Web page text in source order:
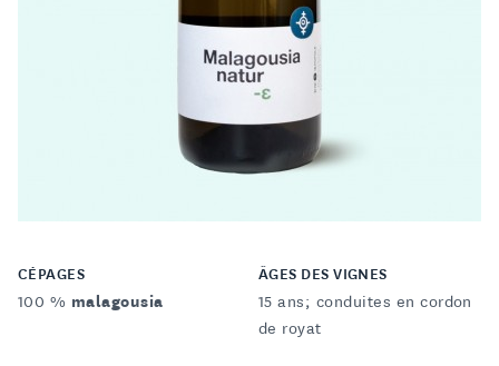
CÉPAGES
100 % malagousia
ÂGES DES VIGNES
15 ans; conduites en cordon
de royat